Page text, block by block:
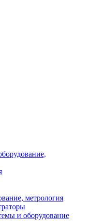
метрология
и оборудование